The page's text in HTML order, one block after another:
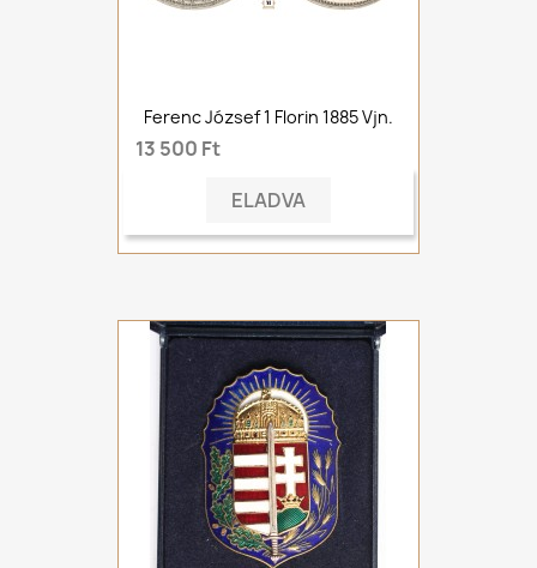
Ferenc József 1 Florin 1885 Vjn.
13 500 Ft
ELADVA